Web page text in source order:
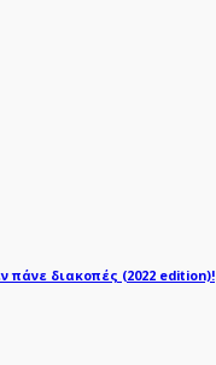
πάνε διακοπές (2022 edition)!